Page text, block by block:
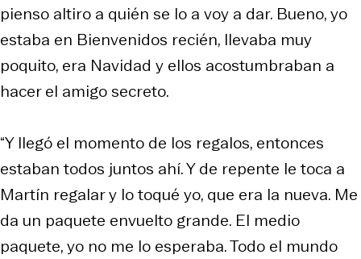
pienso altiro a quién se lo a voy a dar. Bueno, yo
estaba en Bienvenidos recién, llevaba muy
poquito, era Navidad y ellos acostumbraban a
hacer el amigo secreto.
“Y llegó el momento de los regalos, entonces
estaban todos juntos ahí. Y de repente le toca a
Martín regalar y lo toqué yo, que era la nueva. Me
da un paquete envuelto grande. El medio
paquete, yo no me lo esperaba. Todo el mundo